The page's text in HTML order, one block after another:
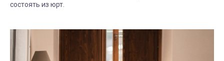
состоять из юрт.